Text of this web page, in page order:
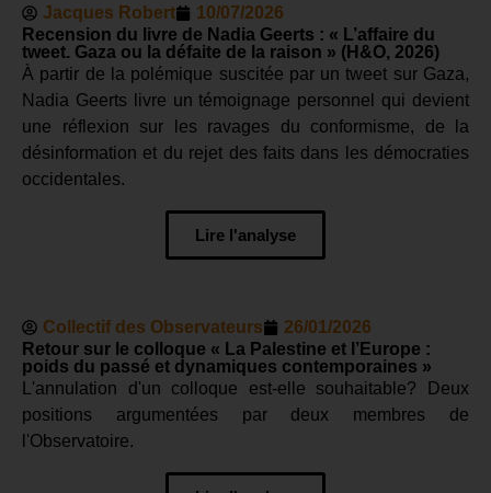
Jacques Robert
10/07/2026
Recension du livre de Nadia Geerts : « L’affaire du
tweet. Gaza ou la défaite de la raison » (H&O, 2026)
À partir de la polémique suscitée par un tweet sur Gaza,
Nadia Geerts livre un témoignage personnel qui devient
une réflexion sur les ravages du conformisme, de la
désinformation et du rejet des faits dans les démocraties
occidentales.
Lire l'analyse
Collectif des Observateurs
26/01/2026
Retour sur le colloque « La Palestine et l’Europe :
poids du passé et dynamiques contemporaines »
L'annulation d'un colloque est-elle souhaitable? Deux
positions argumentées par deux membres de
l'Observatoire.